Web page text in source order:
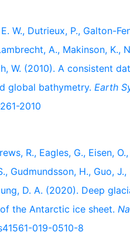
W., Dutrieux, P., Galton-
A., Makinson, K.,
W. (2010). A consistent
global bathymetry. Earth
2010
R., Eagles, G., Eisen,
Gudmundsson, H., Guo, J.,
D. A. (2020). Deep
the Antarctic ice sheet.
019-0510-8